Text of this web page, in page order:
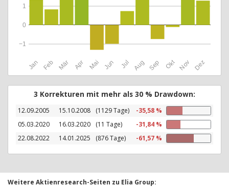
Jan Feb Mär Apr Mai Jun Jul Aug Sep Okt Nov Dez
−1
0
1
3 Korrekturen mit mehr als 30 % Drawdown:
12.09.2005 15.10.2008 (1129 Tage)
-35,58 %
05.03.2020
16.03.2020 (11 Tage)
-31,84 %
22.08.2022
14.01.2025 (876 Tage) -61,57 %
Weitere Aktienresearch-Seiten zu Elia Group: